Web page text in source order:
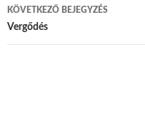
KÖVETKEZŐ BEJEGYZÉS
Vergődés